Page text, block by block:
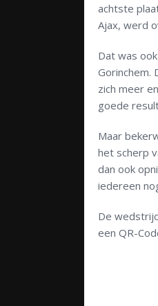
achtste
Ajax, werd
Dat was
Gorinchem.
zich meer
goede
Maar
het scherp
dan ook
iedereen
De
een QR-